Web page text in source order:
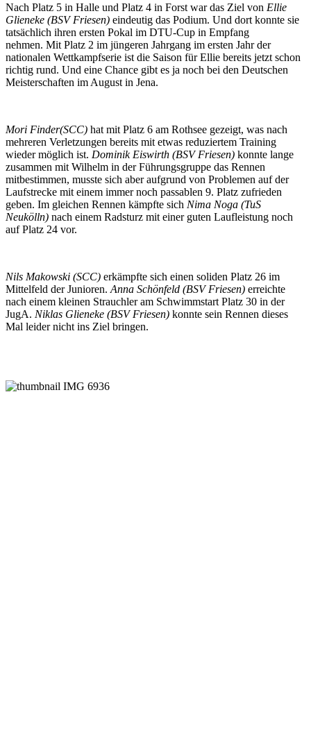
Nach Platz 5 in Halle und Platz 4 in Forst war das Ziel von Ellie
Glieneke (BSV Friesen) eindeutig das Podium. Und dort konnte sie
tatsächlich ihren ersten Pokal im DTU-Cup in Empfang
nehmen. Mit Platz 2 im jüngeren Jahrgang im ersten Jahr der
nationalen Wettkampfserie ist die Saison für Ellie bereits jetzt schon
richtig rund. Und eine Chance gibt es ja noch bei den Deutschen
Meisterschaften im August in Jena.
Mori Finder(SCC) hat mit Platz 6 am Rothsee gezeigt, was nach
mehreren Verletzungen bereits mit etwas reduziertem Training
wieder möglich ist. Dominik Eiswirth (BSV Friesen) konnte lange
zusammen mit Wilhelm in der Führungsgruppe das Rennen
mitbestimmen, musste sich aber aufgrund von Problemen auf der
Laufstrecke mit einem immer noch passablen 9. Platz zufrieden
geben. Im gleichen Rennen kämpfte sich Nima Noga (TuS
Neukölln) nach einem Radsturz mit einer guten Laufleistung noch
auf Platz 24 vor.
Nils Makowski (SCC) erkämpfte sich einen soliden Platz 26 im
Mittelfeld der Junioren. Anna Schönfeld (BSV Friesen) erreichte
nach einem kleinen Strauchler am Schwimmstart Platz 30 in der
JugA. Niklas Glieneke (BSV Friesen) konnte sein Rennen dieses
Mal leider nicht ins Ziel bringen.